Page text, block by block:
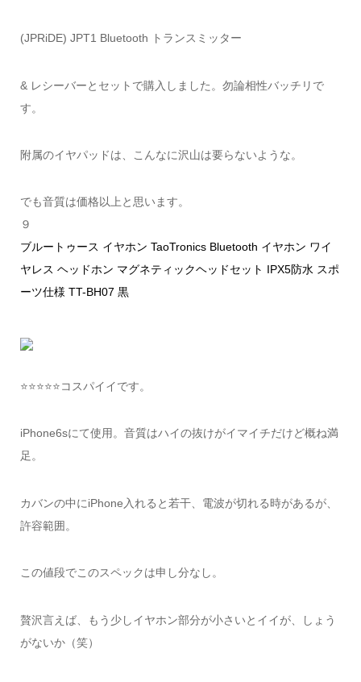
(JPRiDE) JPT1 Bluetooth トランスミッター
& レシーバーとセットで購入しました。勿論相性バッチリで
す。
附属のイヤパッドは、こんなに沢山は要らないような。
でも音質は価格以上と思います。
９
ブルートゥース イヤホン TaoTronics Bluetooth イヤホン ワイ
ヤレス ヘッドホン マグネティックヘッドセット IPX5防水 スポ
ーツ仕様 TT-BH07 黒
⭐️⭐️⭐️⭐️⭐️コスパイイです。
iPhone6sにて使用。音質はハイの抜けがイマイチだけど概ね満
足。
カバンの中にiPhone入れると若干、電波が切れる時があるが、
許容範囲。
この値段でこのスペックは申し分なし。
贅沢言えば、もう少しイヤホン部分が小さいとイイが、しょう
がないか（笑）